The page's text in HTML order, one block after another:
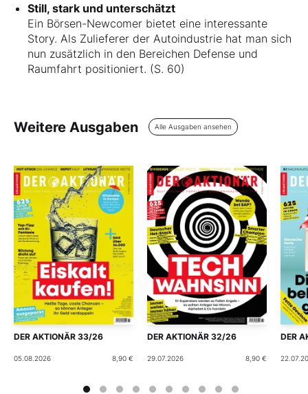
Still, stark und unterschätzt
Ein Börsen-Newcomer bietet eine interessante
Story. Als Zulieferer der Autoindustrie hat man sich
nun zusätzlich in den Bereichen Defense und
Raumfahrt positioniert. (S. 60)
Weitere Ausgaben Alle Ausgaben ansehen
DER AKTIONÄR 33/26
05.08.2026 8,90 €
DER AKTIONÄR 32/26
29.07.2026 8,90 €
DER